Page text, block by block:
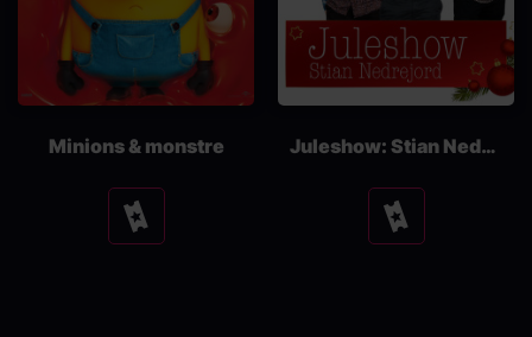
Minions & monstre
Se
tider
Juleshow: Stian Nedrejord
Se
tider